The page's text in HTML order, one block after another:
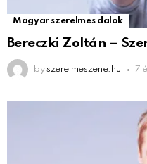
Magyar szerelmes dalok
Bereczki Zoltán –
by szerelmeszene.hu 7